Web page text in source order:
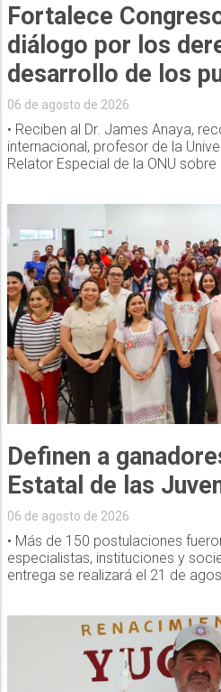
Fortalece
diálogo por los
desarrollo de los
06 de agosto de 2026
• Reciben al Dr. James Anaya,
internacional, profesor de la
Relator Especial de la ONU sobre
Definen a
Estatal de las
06 de agosto de 2026
• Más de 150 postulaciones
especialistas, instituciones y
entrega se realizará el 21 de